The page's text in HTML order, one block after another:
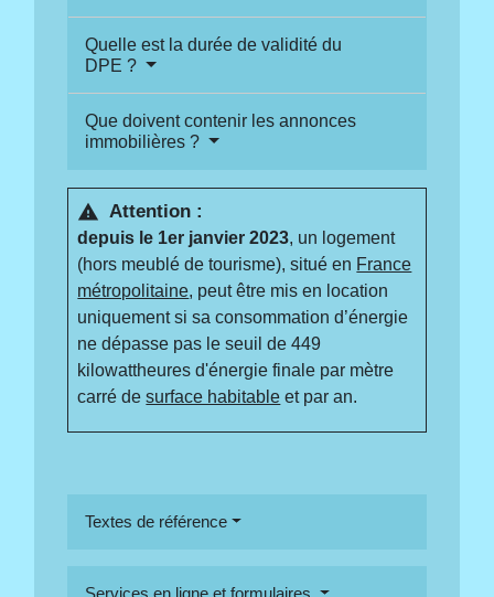
Quelle est la durée de validité du
DPE ?
Que doivent contenir les annonces
immobilières ?
warning Attention :
depuis le 1er janvier 2023, un logement
(hors meublé de tourisme), situé en France
métropolitaine, peut être mis en location
uniquement si sa consommation d’énergie
ne dépasse pas le seuil de 449
kilowattheures d'énergie finale par mètre
carré desurface habitable et par an.
Textes de référence
Services en ligne et formulaires